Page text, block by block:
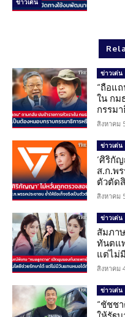
ข่าวเด่น
ข่าวเด่น
“ถือแ
ใน กม
กรรมา
สิงหาคม
ข่าวเด่น
‘ศิริกั
ส.ก.พ
ตัวตัด
สิงหาคม
ข่าวเด่น
สัมภา
ทันตแ
แต่ไม่
สิงหาคม
ข่าวเด่น
“ชัชช